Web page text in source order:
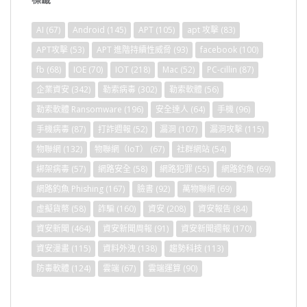
AI (67) Android (145) APT (105) apt 攻擊 (83)
APT攻擊 (53) APT 進階持續性威脅 (93) facebook (100)
fb (68) IOE (70) IOT (218) Mac (52) PC-cillin (87)
企業資安 (342) 勒索病毒 (302) 勒索軟體 (56)
勒索軟體 Ransomware (196) 安全達人 (64) 手機 (96)
手機病毒 (87) 打詐週報 (52) 漏洞 (107) 漏洞攻擊 (115)
物聯網 (132) 物聯網（IoT） (67) 社群網站 (54)
綁架病毒 (57) 網路安全 (58) 網路犯罪 (55) 網路釣魚 (69)
網路釣魚 Phishing (167) 臉書 (92) 萬物聯網 (69)
虛擬貨幣 (58) 詐騙 (160) 資安 (208) 資安報告 (84)
資安新聞 (464) 資安新聞周報 (91) 資安新聞週報 (170)
資安漫畫 (115) 資料外洩 (138) 趨勢科技 (113)
防毒軟體 (124) 雲端 (67) 雲端運算 (90)